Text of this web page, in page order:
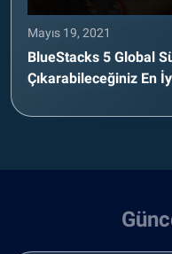
Mayıs 19, 2021
BlueStacks 5 Global
Çıkarabileceğiniz En